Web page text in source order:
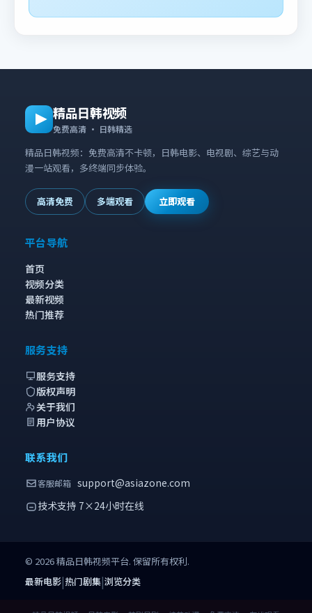
精品日韩视频
免费高清 · 日韩精选
精品日韩视频：免费高清不卡顿，日韩电影、电视剧、综艺与动
漫一站观看，多终端同步体验。
高清免费 多端观看 立即观看
平台导航
首页
视频分类
最新视频
热门推荐
服务支持
服务支持
版权声明
关于我们
用户协议
联系我们
客服邮箱 support@asiazone.com
技术支持 7×24小时在线
© 2026精品日韩视频平台. 保留所有权利.
最新电影|热门剧集|浏览分类